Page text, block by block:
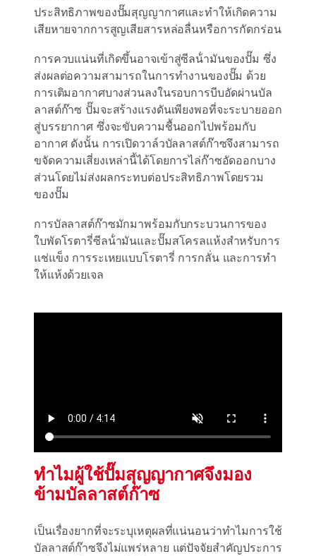
ประสิทธิภาพของปั๊มสุญญากาศและทําให้เกิดความ
เสียหายจากการสูญเสียสารหล่อลื่นหรือการกัดกร่อน
การควบแน่นที่เกิดขึ้นอาจเข้าสู่ซีลน้ํามันของปั๊ม ซึ่ง
ส่งผลต่อความสามารถในการทํางานของปั๊ม ด้วย
การเติมอากาศบางส่วนลงในรอบการบีบอัดผ่านบัล
ลาสต์ก๊าซ ปั๊มจะสร้างแรงดันเพียงพอที่จะระบายออก
สู่บรรยากาศ ซึ่งจะขับความชื้นออกไปพร้อมกับ
อากาศ ดังนั้น การเปิดวาล์วบัลลาสต์ก๊าซจึงสามารถ
ขจัดความเสี่ยงเหล่านี้ได้โดยการไล่ก๊าซอัดออกบาง
ส่วนโดยไม่ส่งผลกระทบต่อประสิทธิภาพโดยรวม
ของปั๊ม
การบัลลาสต์ก๊าซมักมาพร้อมกับกระบวนการของ
ใบพัดโรตารี่ซีลน้ํามันและปั๊มสโครลแห้งสําหรับการ
แช่แข็ง การระเหยแบบโรตารี่ การกลั่น และการทํา
ให้แห้งด้วยเจล
ทําไมผู้ใช้ปั๊มสุญญากาศจึงมอง
ข้ามบัลลาสต์ก๊าซ
เป็นเรื่องยากที่จะระบุเหตุผลที่แน่นอนว่าทําไมการใช้
บัลลาสต์ก๊าซจึงไม่แพร่หลาย แต่ปัจจัยสําคัญประการ